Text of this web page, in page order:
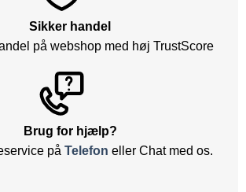
Sikker handel
på webshop med høj TrustScore
Brug for hjælp?
på Telefon eller Chat med os.